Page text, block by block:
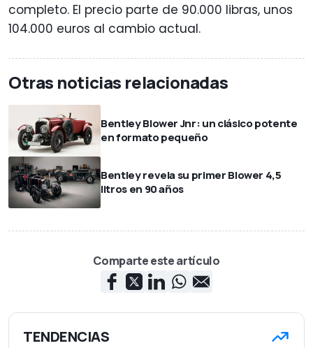
completo. El precio parte de 90.000 libras, unos
104.000 euros al cambio actual.
Otras noticias relacionadas
Bentley Blower Jnr: un clásico potente
en formato pequeño
Bentley revela su primer Blower 4,5
litros en 90 años
Comparte este artículo
TENDENCIAS